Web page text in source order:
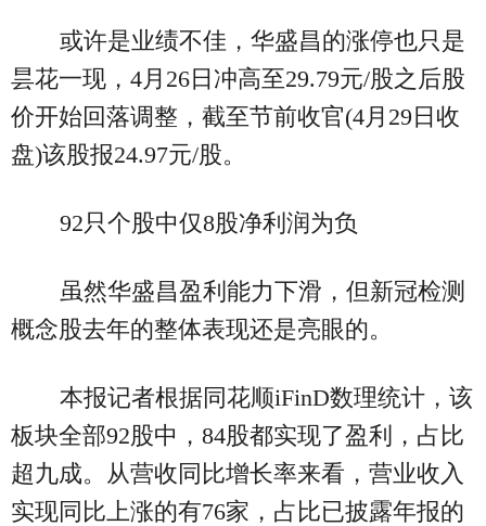
或许是业绩不佳，华盛昌的涨停也只是
昙花一现，4月26日冲高至29.79元/股之后股
价开始回落调整，截至节前收官(4月29日收
盘)该股报24.97元/股。
92只个股中仅8股净利润为负
虽然华盛昌盈利能力下滑，但新冠检测
概念股去年的整体表现还是亮眼的。
本报记者根据同花顺iFinD数理统计，该
板块全部92股中，84股都实现了盈利，占比
超九成。从营收同比增长率来看，营业收入
实现同比上涨的有76家，占比已披露年报的